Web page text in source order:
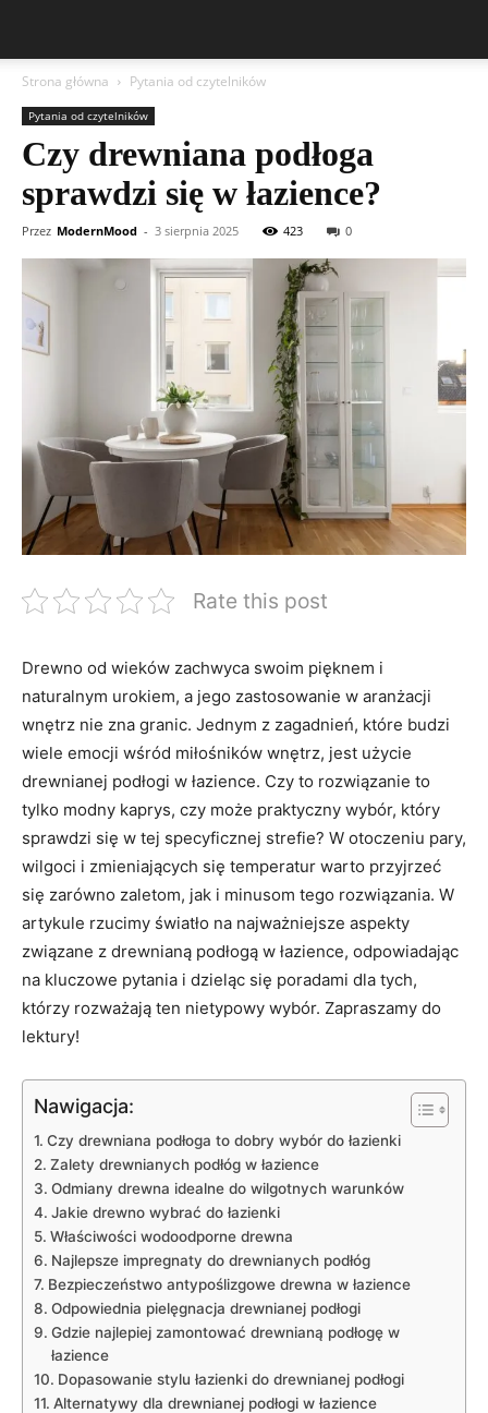
Strona główna Pytania od czytelników
Pytania od czytelników
Czy drewniana podłoga
sprawdzi się w łazience?
Przez ModernMood - 3 sierpnia 2025 423 0
Rate this post
Drewno od ⁤wieków zachwyca ‍swoim pięknem i⁤
naturalnym urokiem, a⁣ jego zastosowanie​ w aranżacji
wnętrz nie zna granic. Jednym⁣ z ‌zagadnień, które budzi‌
wiele emocji ⁣wśród miłośników⁢ wnętrz, jest użycie
‍drewnianej podłogi w łazience. Czy ‌to rozwiązanie to
tylko modny ⁢kaprys, czy może praktyczny wybór, który
sprawdzi się⁤ w tej specyficznej strefie? ​W otoczeniu ​pary,
wilgoci i ⁣zmieniających się temperatur warto ⁤przyjrzeć
⁤się zarówno zaletom, jak i minusom tego rozwiązania. W
⁤artykule‍ rzucimy ​światło na najważniejsze aspekty
związane z drewnianą podłogą w łazience, odpowiadając
na kluczowe pytania i ⁤dzieląc się poradami dla​ tych,​
którzy rozważają ten nietypowy wybór. Zapraszamy do
lektury!
Nawigacja:
Czy drewniana podłoga to ​dobry wybór do łazienki
Zalety drewnianych podłóg w⁢ łazience
Odmiany ⁤drewna idealne do wilgotnych warunków
Jakie drewno wybrać do łazienki
Właściwości wodoodporne⁣ drewna
Najlepsze impregnaty do drewnianych podłóg
Bezpieczeństwo antypoślizgowe drewna w ⁢łazience
Odpowiednia ⁢pielęgnacja‌ drewnianej podłogi
Gdzie najlepiej zamontować drewnianą podłogę w
łazience
Dopasowanie stylu łazienki do drewnianej podłogi
Alternatywy dla drewnianej podłogi w łazience